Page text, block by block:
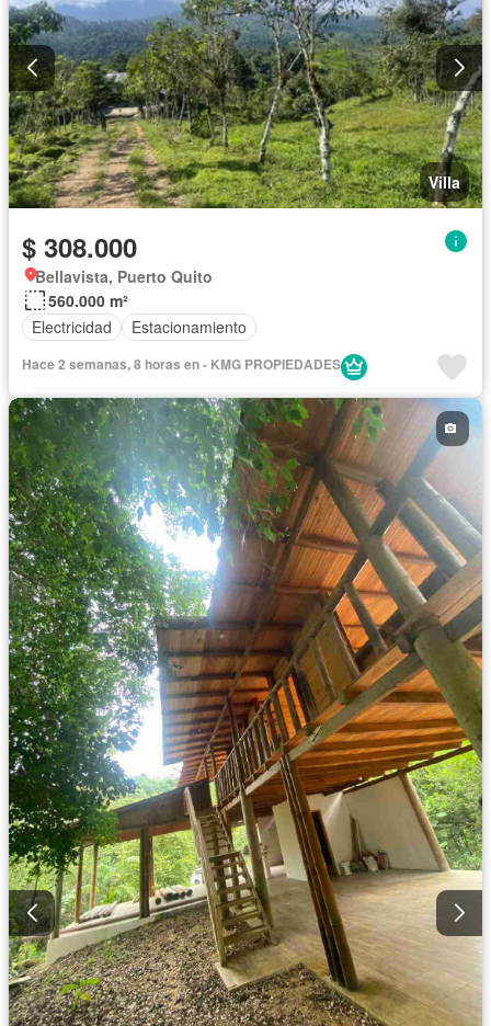
Villa
$ 308.000
Bellavista, Puerto Quito
560.000 m²
Electricidad
Estacionamiento
Hace 2 semanas, 8 horas en - KMG PROPIEDADES